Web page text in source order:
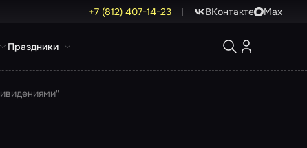
+7 (812) 407-14-23 ВКонтакте Max
Праздники